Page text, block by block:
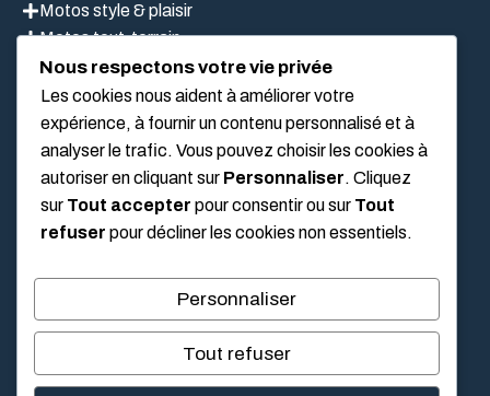
Motos style & plaisir
Motos tout-terrain
Scooter
LIEN UTILES
Mentions légales
Nous respectons votre vie privée
Les cookies nous aident à améliorer votre
expérience, à fournir un contenu personnalisé et à
analyser le trafic. Vous pouvez choisir les cookies à
autoriser en cliquant sur Personnaliser. Cliquez
sur Tout accepter pour consentir ou sur Tout
refuser pour décliner les cookies non essentiels.
Personnaliser
Tout refuser